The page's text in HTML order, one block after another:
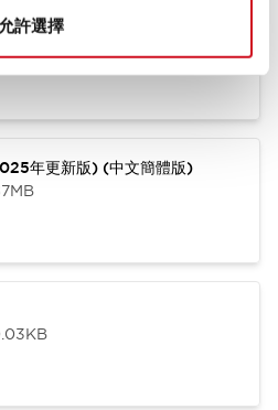
允許選擇
制元件 (中文簡體版)
年更新版) (中文簡體版)